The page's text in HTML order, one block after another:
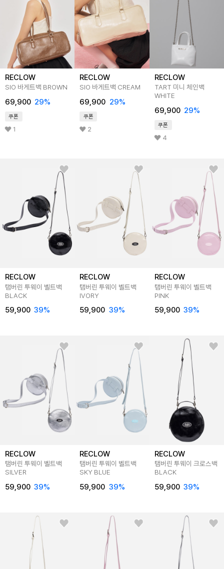
RECLOW
SIO 바게트백 BROWN
69,900 29%
쿠폰
1
RECLOW
SIO 바게트백 CREAM
69,900 29%
쿠폰
2
RECLOW
TART 미니 체인백
WHITE
69,900 29%
쿠폰
4
RECLOW
탬버린 투웨이 벨트백
BLACK
59,900 39%
RECLOW
탬버린 투웨이 벨트백
IVORY
59,900 39%
RECLOW
탬버린 투웨이 벨트백
PINK
59,900 39%
RECLOW
탬버린 투웨이 벨트백
SILVER
59,900 39%
RECLOW
탬버린 투웨이 벨트백
SKY BLUE
59,900 39%
RECLOW
탬버린 투웨이 크로스백
BLACK
59,900 39%